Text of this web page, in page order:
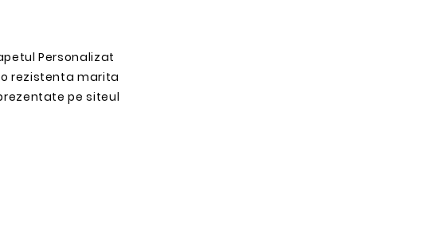
Personalizat
rezistenta marita
pe siteul